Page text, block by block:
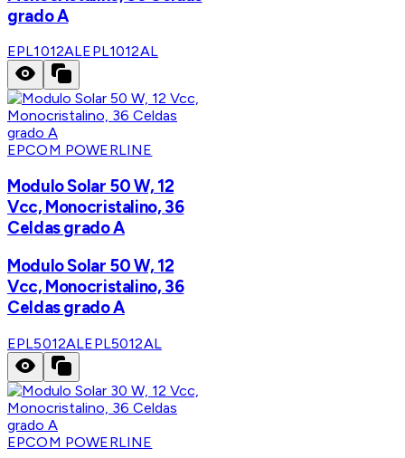
grado A
EPL1012ALEPL1012AL
EPCOM POWERLINE
Modulo Solar 50 W, 12
Vcc, Monocristalino, 36
Celdas grado A
Modulo Solar 50 W, 12
Vcc, Monocristalino, 36
Celdas grado A
EPL5012ALEPL5012AL
EPCOM POWERLINE